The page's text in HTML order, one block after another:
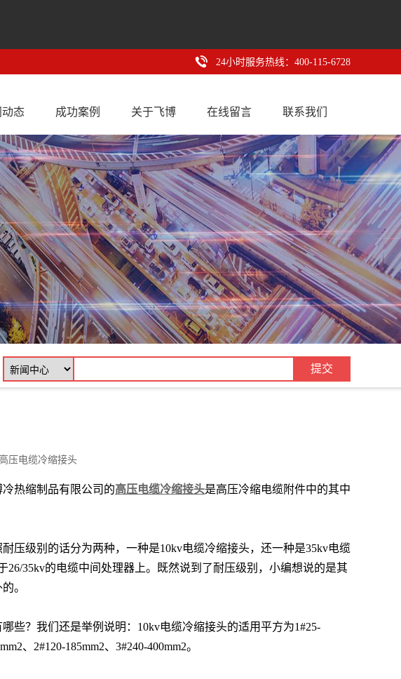
24小时服务热线：400-115-6728
态 成功案例 关于飞博 在线留言 联系我们
高压电缆冷缩接头
热缩制品有限公司的高压电缆冷缩接头是高压冷缩电缆附件中的其中
耐压级别的话分为两种，一种是10kv电缆冷缩接头，还一种是35kv电缆
35kv的电缆中间处理器上。既然说到了耐压级别，小编想说的是其
。
些？我们还是举例说明：10kv电缆冷缩接头的适用平方为1#25-
、2#120-185mm2、3#240-400mm2。